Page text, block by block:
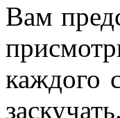
Вам
каждого